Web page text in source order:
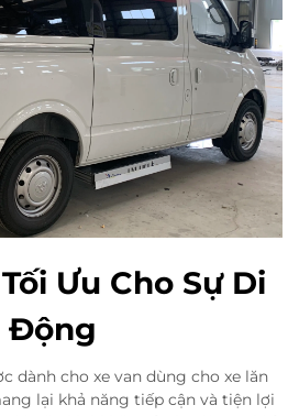
Ưu Cho Sự Di
Động
dành cho xe van dùng cho xe lăn
lại khả năng tiếp cận và tiện lợi